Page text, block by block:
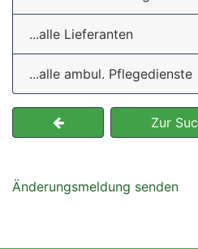
...alle Lieferanten
...alle ambul. Pflegedienste
Zur
Änderungsmeldung senden